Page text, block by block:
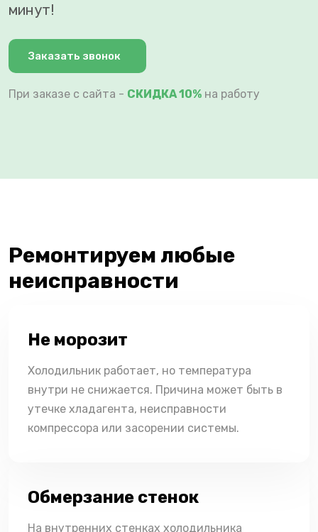
минут!
Заказать звонок
При заказе с сайта - СКИДКА 10% на работу
Ремонтируем любые
неисправности
Не морозит
Холодильник работает, но температура
внутри не снижается. Причина может быть в
утечке хладагента, неисправности
компрессора или засорении системы.
Обмерзание стенок
На внутренних стенках холодильника